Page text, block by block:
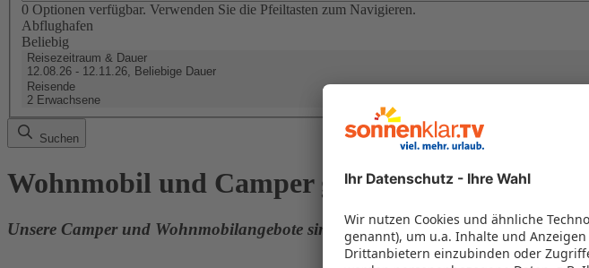
0 Optionen verfügbar. Verwenden Sie die Pfeiltasten zum Navigieren.
Abflughafen
Beliebig
Reisezeitraum & Dauer
12.08.26 - 12.11.26, Beliebige Dauer
Reisende
2 Erwachsene
Suchen
Wohnmobil und Camper günstig mieten
Unsere Camper und Wohnmobilangebote sind gerade im Urlaubsmodus - aber